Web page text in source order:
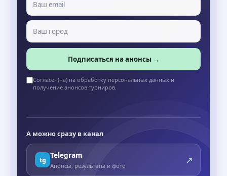
Подписаться на анонсы →
Согласен(на) на обработку персональных данных и
получение анонсов турниров.
А можно сразу в канал
tg Telegram
Анонсы, результаты и фото ↗